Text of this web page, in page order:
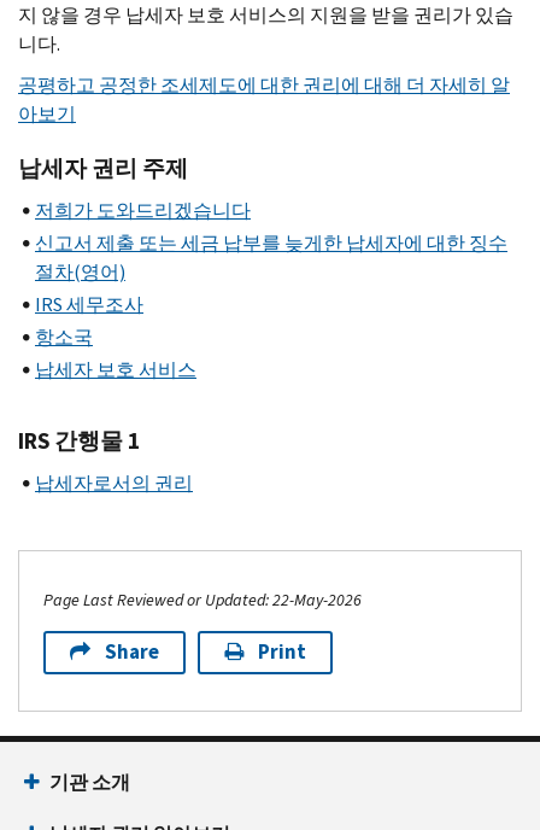
지 않을 경우 납세자 보호 서비스의 지원을 받을 권리가 있습
니다.
공평하고 공정한 조세제도에 대한 권리에 대해 더 자세히 알
아보기
납세자 권리 주제
저희가 도와드리겠습니다
신고서 제출 또는 세금 납부를 늦게한 납세자에 대한 징수
절차(영어)
IRS 세무조사
항소국
납세자 보호 서비스
IRS 간행물 1
납세자로서의 권리
Page Last Reviewed or Updated: 22-May-2026
Share Print
Footer Navigation
기관 소개